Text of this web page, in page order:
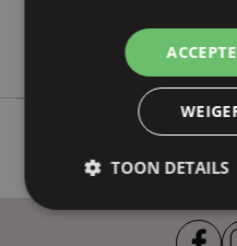
Adoramals
TOON DETAILS